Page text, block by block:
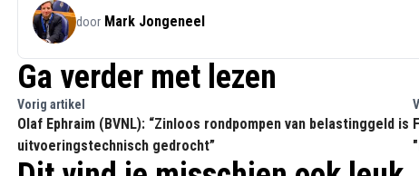
door Mark Jongeneel
Ga verder met lezen
Vorig artikel
Olaf Ephraim (BVNL): “Zinloos rondpompen van belastinggeld is
uitvoeringstechnisch gedrocht”